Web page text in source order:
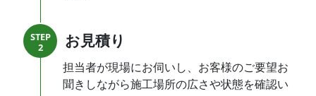
STEP
2
お見積り
担当者が現場にお伺いし、お客様のご要望お
聞きしながら施工場所の広さや状態を確認い